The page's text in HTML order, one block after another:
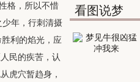
格，所以不惜
少年，行刺清摄
利的焰光，应
民的疾苦，认
虎穴暂趋身，
看图说梦